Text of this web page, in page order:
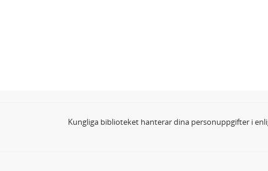
Kungliga biblioteket hanterar dina personuppgifter i